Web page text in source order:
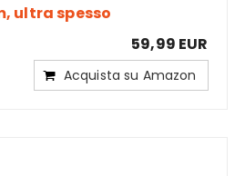
ultra spesso
59,99 EUR
Acquista su Amazon